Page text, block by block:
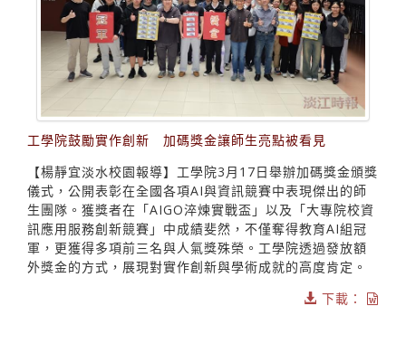
工學院鼓勵實作創新 加碼獎金讓師生亮點被看見
【楊靜宜淡水校園報導】工學院3月17日舉辦加碼獎金頒獎
儀式，公開表彰在全國各項AI與資訊競賽中表現傑出的師
生團隊。獲獎者在「AIGO淬煉實戰盃」以及「大專院校資
訊應用服務創新競賽」中成績斐然，不僅奪得教育AI組冠
軍，更獲得多項前三名與人氣獎殊榮。工學院透過發放額
外獎金的方式，展現對實作創新與學術成就的高度肯定。
下載：